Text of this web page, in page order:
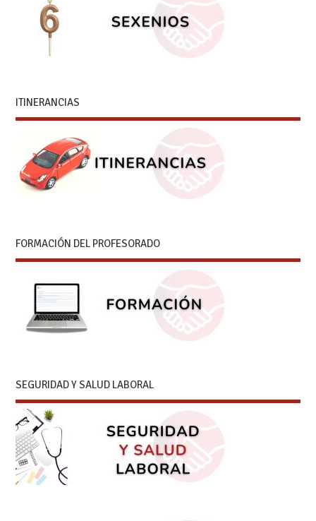
ITINERANCIAS
FORMACIÓN DEL PROFESORADO
SEGURIDAD Y SALUD LABORAL